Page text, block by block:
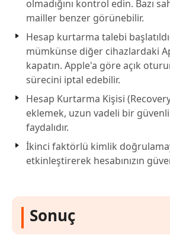
olmadığını kontrol edin. Bazı
mailler benzer görünebilir.
Hesap kurtarma talebi
mümkünse diğer cihazlardaki
kapatın. Apple'a göre açık
sürecini iptal edebilir.
Hesap Kurtarma Kişisi
eklemek, uzun vadeli bir
faydalıdır.
İkinci faktörlü kimlik
etkinleştirerek hesabınızın
Sonuç